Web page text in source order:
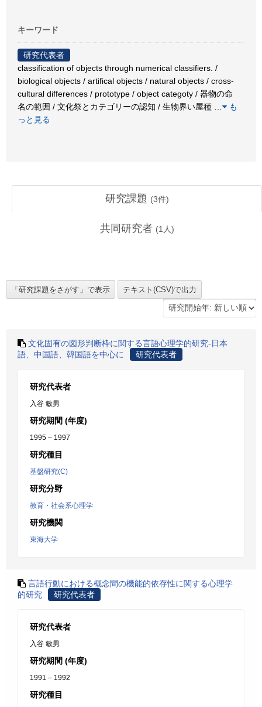
キーワード
研究代表者
classification of objects through numerical classifiers. /
biological objects / artifical objects / natural objects / cross-
cultural differences / prototype / object categoty / 器物の命
名の範囲 / 文化祭とカテゴリーの認知 / 生物界い屋種
も
っと見る
研究課題 (3件)
共同研究者 (1 人)
文化固有の図形判断枠に関する言語心理学的研究-日本
語、中国語、韓国語を中心に
研究代表者
研究代表者
入谷 敏男
研究期間 (年度)
1995 – 1997
研究種目
基盤研究(C)
研究分野
教育・社会系心理学
研究機関
東海大学
言語行動における概念間の機能的依存性に関する心理学
的研究
研究代表者
研究代表者
入谷 敏男
研究期間 (年度)
1991 – 1992
研究種目